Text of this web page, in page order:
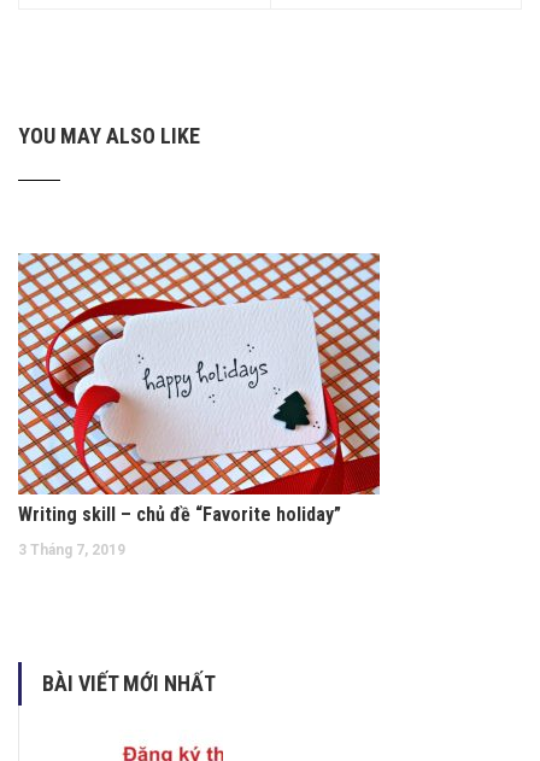
YOU MAY ALSO LIKE
Writing skill – chủ đề “Favorite holiday”
3 Tháng 7, 2019
BÀI VIẾT MỚI NHẤT